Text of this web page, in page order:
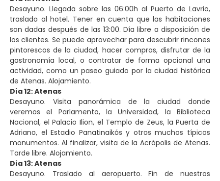
Desayuno. Llegada sobre las 06:00h al Puerto de Lavrio,
traslado al hotel. Tener en cuenta que las habitaciones
son dadas después de las 13:00. Día libre a disposición de
los clientes. Se puede aprovechar para descubrir rincones
pintorescos de la ciudad, hacer compras, disfrutar de la
gastronomía local, o contratar de forma opcional una
actividad, como un paseo guiado por la ciudad histórica
de Atenas. Alojamiento.
Día 12: Atenas
Desayuno. Visita panorámica de la ciudad donde
veremos el Parlamento, la Universidad, la Biblioteca
Nacional, el Palacio Ilion, el Templo de Zeus, la Puerta de
Adriano, el Estadio Panatinaikós y otros muchos típicos
monumentos. Al finalizar, visita de la Acrópolis de Atenas.
Tarde libre. Alojamiento.
Día 13: Atenas
Desayuno. Traslado al aeropuerto. Fin de nuestros